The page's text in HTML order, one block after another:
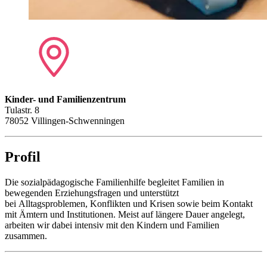
Kinder- und Familienzentrum
Tulastr. 8
78052 Villingen-Schwenningen
Profil
Die sozialpädagogische Familienhilfe begleitet Familien in
bewegenden Erziehungsfragen und unterstützt
bei Alltagsproblemen, Konflikten und Krisen sowie beim Kontakt
mit Ämtern und Institutionen. Meist auf längere Dauer angelegt,
arbeiten wir dabei intensiv mit den Kindern und Familien
zusammen.